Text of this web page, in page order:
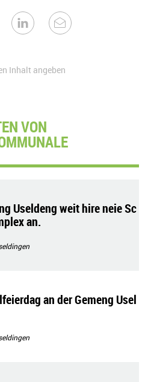
Inhalt angeben
VON
Useldeng weit hire neie Sc
an.
an der Gemeng Usel